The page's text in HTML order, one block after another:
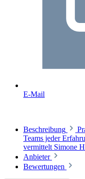
E-Mail
Beschreibung
Teams jeder
vermittelt Simone
Anbieter
Bewertungen